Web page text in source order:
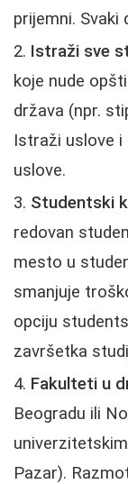
prijemni. Svaki
Istraži sve
koje nude
država (npr.
Istraži uslove i
uslove.
Studentski
redovan
mesto u
smanjuje
opciju
završetka
Fakulteti u
Beogradu ili
Pazar).